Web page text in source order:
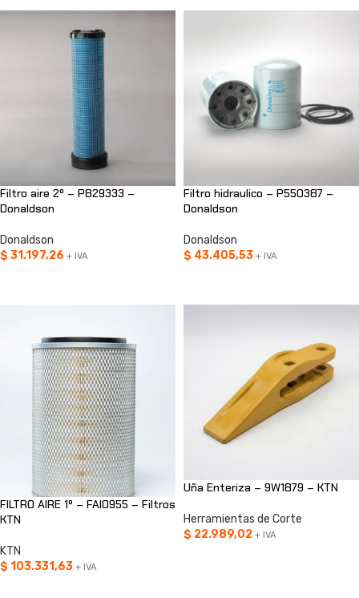
Filtro aire 2º – P829333 –
Donaldson
Donaldson
$ 31.197,26 + IVA
Filtro hidraulico – P550387 –
Donaldson
Donaldson
$ 43.405,53 + IVA
FILTRO AIRE 1º – FAI0955 – Filtros
KTN
KTN
$ 103.331,63 + IVA
Uña Enteriza – 9W1879 – KTN
Herramientas de Corte
$ 22.989,02 + IVA